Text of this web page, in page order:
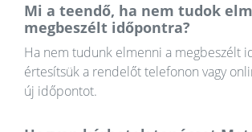
Mi a teendő, ha nem tudok
megbeszélt időpontra?
Ha nem tudunk elmenni a megbeszélt
értesítsük a rendelőt telefonon vagy
új időpontot.